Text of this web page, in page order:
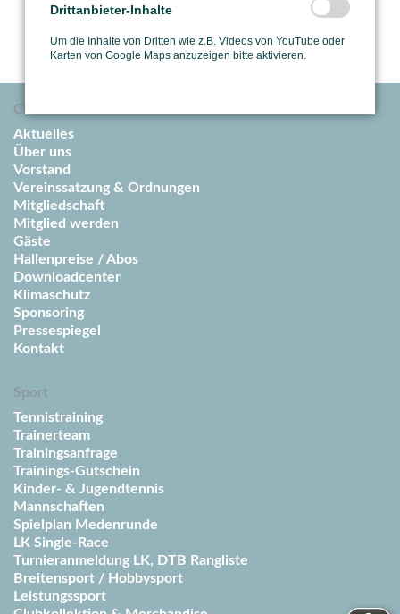
Club
Aktuelles
Über uns
Vorstand
Vereinssatzung & Ordnungen
Mitgliedschaft
Mitglied werden
Gäste
Hallenpreise / Abos
Downloadcenter
Klimaschutz
Sponsoring
Pressespiegel
Kontakt
Sport
Tennistraining
Trainerteam
Trainingsanfrage
Trainings-Gutschein
Kinder- & Jugendtennis
Mannschaften
Spielplan Medenrunde
LK Single-Race
Turnieranmeldung LK, DTB Rangliste
Breitensport / Hobbysport
Leistungssport
Drittanbieter-Inhalte
Um die Inhalte von Dritten wie z.B. Videos von YouTube oder
Karten von Google Maps anzuzeigen bitte aktivieren.